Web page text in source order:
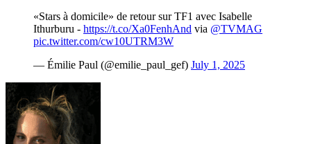
«Stars à domicile» de retour sur TF1 avec Isabelle
Ithurburu - https://t.co/Xa0FenhAnd via @TVMAG
pic.twitter.com/cw10UTRM3W
— Émilie Paul (@emilie_paul_gef) July 1, 2025